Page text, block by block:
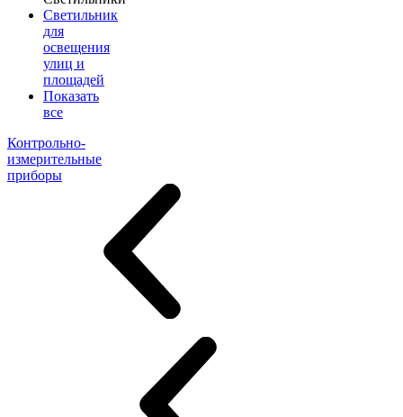
Светильник
для
освещения
улиц и
площадей
Показать
все
Контрольно-
измерительные
приборы